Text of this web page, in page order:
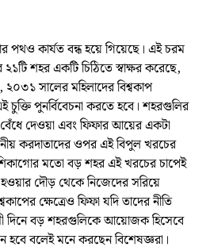
কার্যত বন্ধ হয়ে গিয়েছে। এই চরম
শহর একটি চিঠিতে স্বাক্ষর করেছে,
২০৩১ সালের মহিলাদের বিশ্বকাপ
পুনর্বিবেচনা করতে হবে। শহরগুলির
দেওয়া এবং ফিফার আয়ের একটা
করদাতাদের ওপর এই বিপুল খরচের
মতো বড় শহর এই খরচের চাপেই
দৌড় থেকে নিজেদের সরিয়ে
ক্ষেত্রেও ফিফা যদি তাদের নীতি
দিনে বড় শহরগুলিকে আয়োজক হিসেবে
হবে বলেই মনে করছেন বিশেষজ্ঞরা।